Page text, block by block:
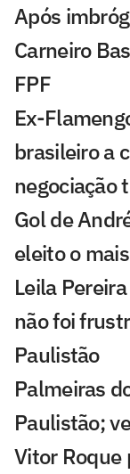
Após
Carneiro
FPF
Ex-
brasileiro a
negociação
Gol de
eleito o
Leila
não foi
Paulistão
Palmeiras
Paulistão;
Vitor Roque